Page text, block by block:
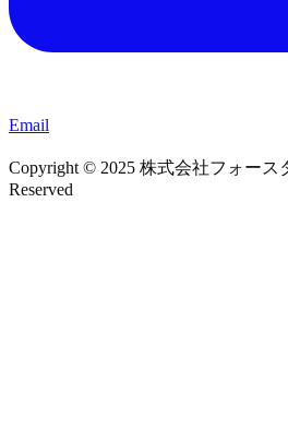
Email
Copyright © 2025 株式会社フォース
Reserved